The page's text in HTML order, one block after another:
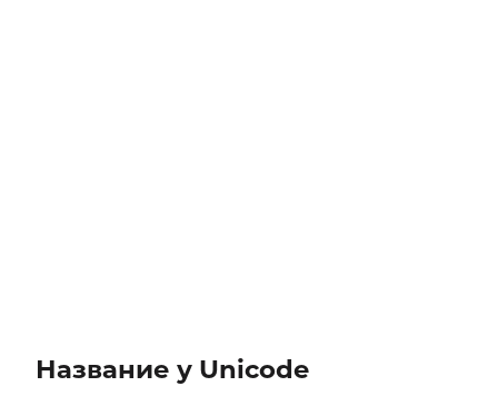
Название у Unicode